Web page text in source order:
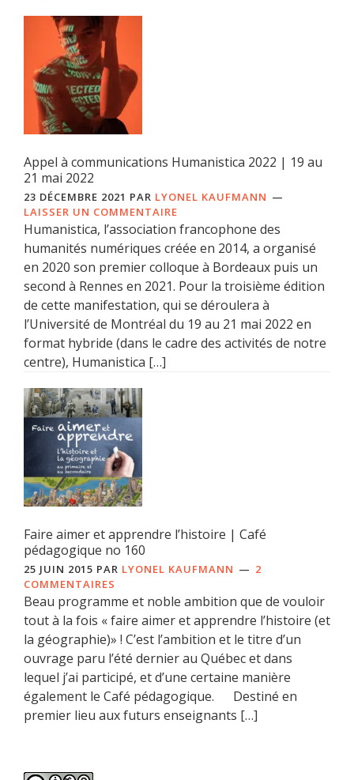
Appel à communications Humanistica 2022 | 19 au
21 mai 2022
23 DÉCEMBRE 2021 PAR LYONEL KAUFMANN
LAISSER UN COMMENTAIRE
Humanistica, l’association francophone des
humanités numériques créée en 2014, a organisé
en 2020 son premier colloque à Bordeaux puis un
second à Rennes en 2021. Pour la troisième édition
de cette manifestation, qui se déroulera à
l’Université de Montréal du 19 au 21 mai 2022 en
format hybride (dans le cadre des activités de notre
centre), Humanistica […]
Faire aimer et apprendre l’histoire | Café
pédagogique no 160
25 JUIN 2015 PAR LYONEL KAUFMANN
2
COMMENTAIRES
Beau programme et noble ambition que de vouloir
tout à la fois « faire aimer et apprendre l’histoire (et
la géographie)» ! C’est l’ambition et le titre d’un
ouvrage paru l’été dernier au Québec et dans
lequel j’ai participé, et d’une certaine manière
également le Café pédagogique. Destiné en
premier lieu aux futurs enseignants […]